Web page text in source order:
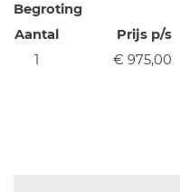
Begroting
Aantal
Prijs p/s
1
€ 975,00